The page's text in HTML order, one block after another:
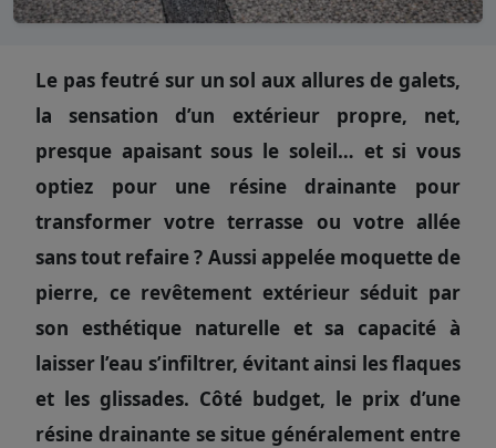
Le pas feutré sur un sol aux allures de galets,
la sensation d’un extérieur propre, net,
presque apaisant sous le soleil… et si vous
optiez pour une résine drainante pour
transformer votre terrasse ou votre allée
sans tout refaire ? Aussi appelée moquette de
pierre, ce revêtement extérieur séduit par
son esthétique naturelle et sa capacité à
laisser l’eau s’infiltrer, évitant ainsi les flaques
et les glissades. Côté budget, le prix d’une
résine drainante se situe généralement entre